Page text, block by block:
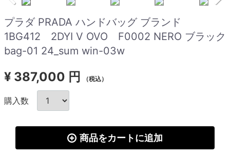
プラダ PRADA ハンドバッグ ブランド
1BG412 2DYI V OVO F0002 NERO ブラック
bag-01 24_sum win-03w
¥ 387,000 円 （税込）
購入数
商品をカートに追加